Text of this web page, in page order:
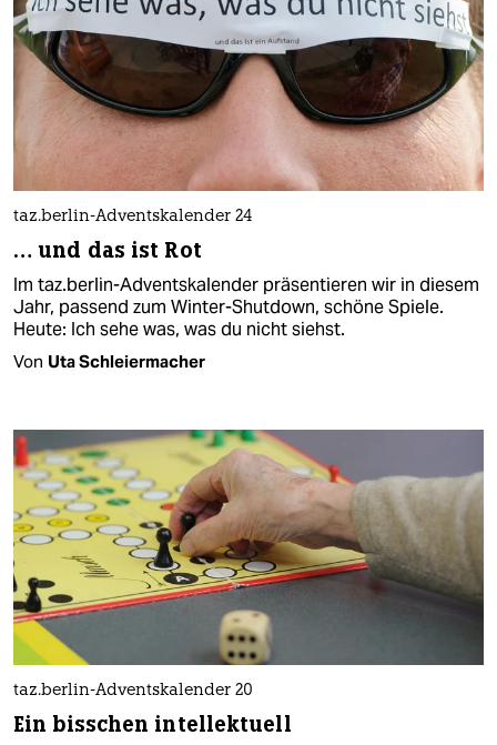
taz.berlin-Adventskalender 24
… und das ist Rot
Im taz.berlin-Adventskalender präsentieren wir in diesem
Jahr, passend zum Winter-Shutdown, schöne Spiele.
Heute: Ich sehe was, was du nicht siehst.
Von Uta Schleiermacher
taz.berlin-Adventskalender 20
Ein bisschen intellektuell